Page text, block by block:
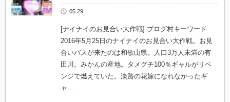
05.29
[ナイナイのお見合い大作戦] ブログ村キーワード
2016年5月25日のナイナイのお見合い大作戦。お見
合いバスが来たのは和歌山県。人口3万人未満の有
田川。みかんの産地。タメグチ100％ギャルがリベ
ンジで燃えていた。淡路の花嫁になれなかったギ
ャ…